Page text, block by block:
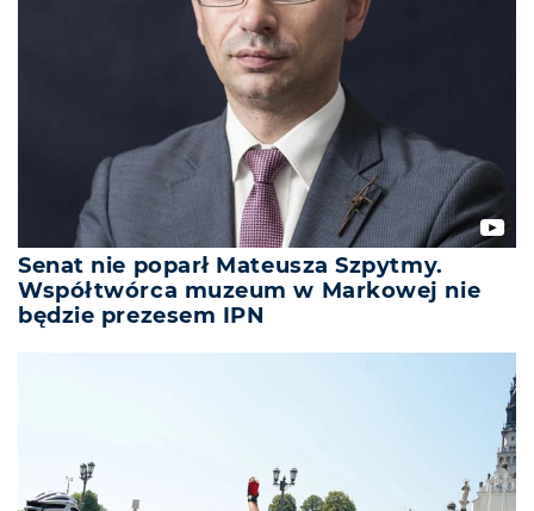
Senat nie poparł Mateusza Szpytmy.
Współtwórca muzeum w Markowej nie
będzie prezesem IPN